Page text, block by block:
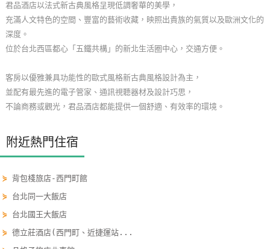
玩
樂
地
顧
客
務
顧
客
滿
度
君品酒店以法式新古典風格呈現低調奢華的美學，
充滿人文特色的空間、豐富的藝術收藏，映照出貴族的氣質以及歐洲文化的
深度。
位於台北西區都心「五鐵共構」的新北生活圈中心，交通方便。
客房以優雅兼具功能性的歐式風格新古典風格設計為主，
並配有最先進的電子管家、通訊視聽器材及設計巧思，
不論商務或觀光，君品酒店都能提供一個舒適、有效率的環境。
附近熱門住宿
⋟ 背包棧旅店-西門町館
⋟ 台北同一大飯店
⋟ 台北國王大飯店
⋟德立莊酒店(西門町、近捷運站...